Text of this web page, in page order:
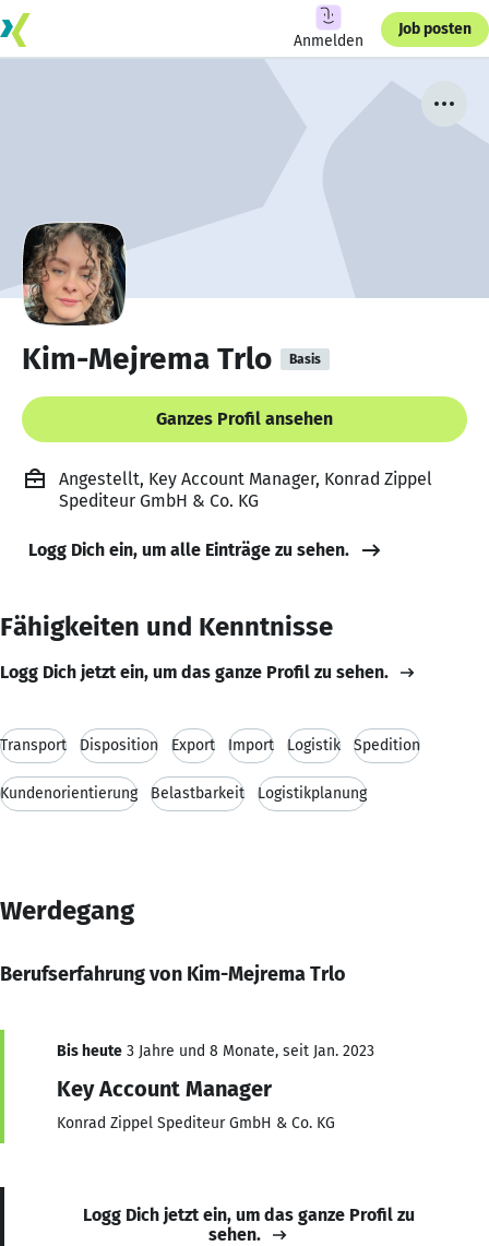
Anmelden
Job posten
Kim-Mejrema Trlo Basis
Ganzes Profil ansehen
Angestellt, Key Account Manager, Konrad Zippel
Spediteur GmbH & Co. KG
Logg Dich ein, um alle Einträge zu sehen.
Fähigkeiten und Kenntnisse
Logg Dich jetzt ein, um das ganze Profil zu sehen.
Transport Disposition Export Import Logistik Spedition
Kundenorientierung Belastbarkeit Logistikplanung
Werdegang
Berufserfahrung von Kim-Mejrema Trlo
Bis heute 3 Jahre und 8 Monate, seit Jan. 2023
Key Account Manager
Konrad Zippel Spediteur GmbH & Co. KG
Logg Dich jetzt ein, um das ganze Profil zu
sehen.